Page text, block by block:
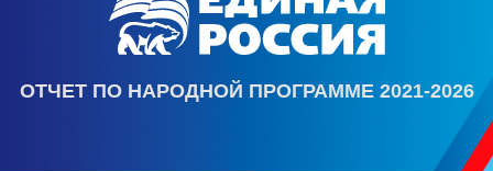
ОТЧЕТ ПО НАРОДНОЙ ПРОГРАММЕ 2021-2026